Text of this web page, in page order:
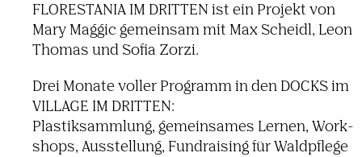
FLORE­STANIA IM DRITTEN ist ein Projekt von
Mary Maggic gemeinsam mit Max Scheidl, Leon
Thomas und Sofia Zorzi.
Drei Monate voller Programm in den DOCKS im
VILLAGE IM DRITTEN:
Plas­tik­samm­lung, gemein­sames Lernen, Work­
shops, Ausstel­lung, Fund­rai­sing für Wald­pflege